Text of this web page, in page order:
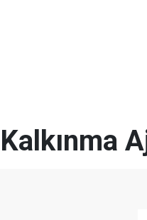
Kalkınma